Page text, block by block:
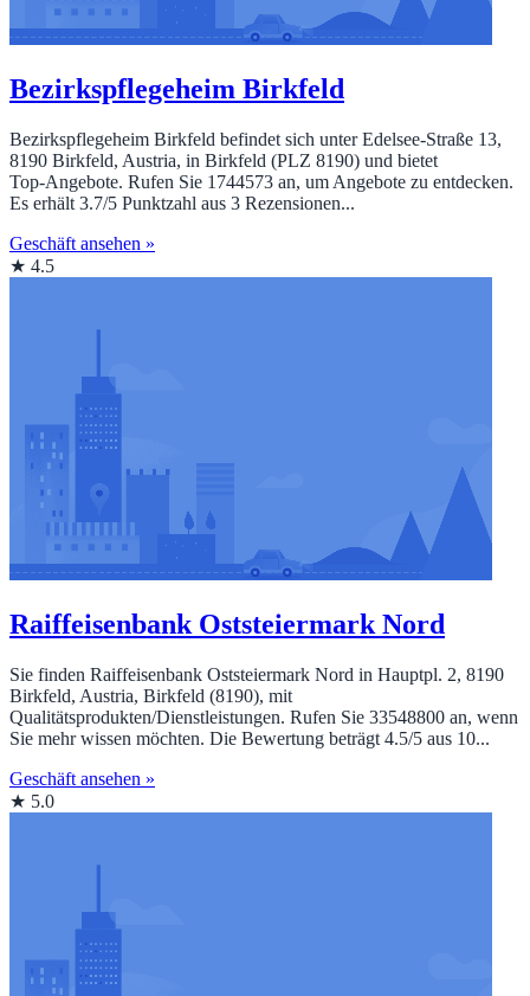
Bezirkspflegeheim Birkfeld
Bezirkspflegeheim Birkfeld befindet sich unter Edelsee-Straße 13,
8190 Birkfeld, Austria, in Birkfeld (PLZ 8190) und bietet
Top‑Angebote. Rufen Sie 1744573 an, um Angebote zu entdecken.
Es erhält 3.7/5 Punktzahl aus 3 Rezensionen...
Geschäft ansehen »
★ 4.5
Raiffeisenbank Oststeiermark Nord
Sie finden Raiffeisenbank Oststeiermark Nord in Hauptpl. 2, 8190
Birkfeld, Austria, Birkfeld (8190), mit
Qualitätsprodukten/Dienstleistungen. Rufen Sie 33548800 an, wenn
Sie mehr wissen möchten. Die Bewertung beträgt 4.5/5 aus 10...
Geschäft ansehen »
★ 5.0